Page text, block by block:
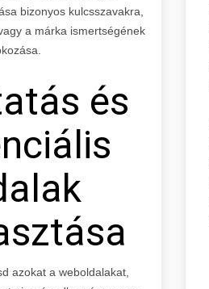
bizonyos kulcsszavakra,
a márka ismertségének
és
azokat a weboldalakat,